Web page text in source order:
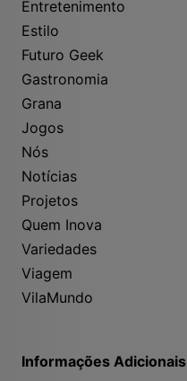
Entretenimento
Estilo
Futuro Geek
Gastronomia
Grana
Jogos
Nós
Notícias
Projetos
Quem Inova
Variedades
Viagem
VilaMundo
Informações Adicionais